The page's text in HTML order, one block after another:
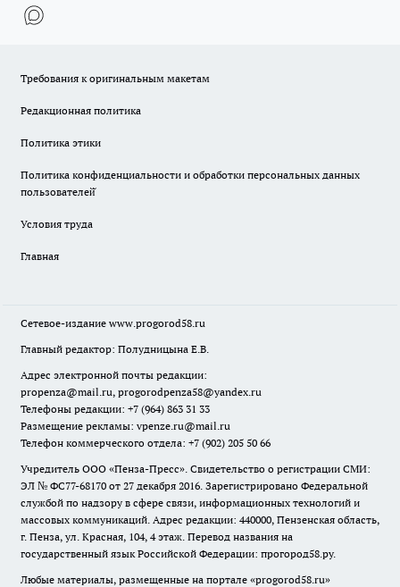
Требования к оригинальным макетам
Редакционная политика
Политика этики
Политика конфиденциальности и обработки персональных данных
пользователей̆
Условия труда
Главная
Сетевое-издание www.progorod58.ru
Главный редактор: Полудницына Е.В.
Адрес электронной почты редакции:
propenza@mail.ru, progorodpenza58@yandex.ru
Телефоны редакции: +7 (964) 863 31 33
Размещение рекламы: vpenze.ru@mail.ru
Телефон коммерческого отдела: +7 (902) 205 50 66
Учредитель ООО «Пенза-Пресс». Свидетельство о регистрации СМИ:
ЭЛ № ФС77-68170 от 27 декабря 2016. Зарегистрировано Федеральной
службой по надзору в сфере связи, информационных технологий и
массовых коммуникаций. Адрес редакции: 440000, Пензенская область,
г. Пенза, ул. Красная, 104, 4 этаж. Перевод названия на
государственный язык Российской Федерации: прогород58.ру.
Любые материалы, размещенные на портале «progorod58.ru»